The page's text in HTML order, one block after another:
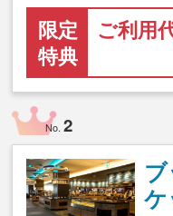
限定
特典
ご利用
No.2